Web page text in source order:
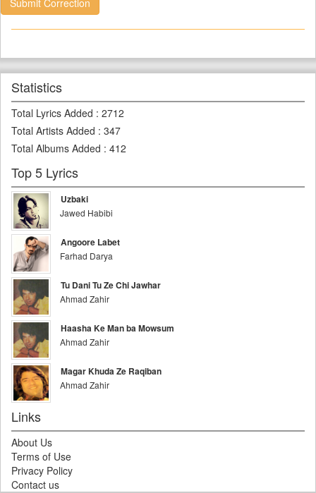
Submit Correction
Statistics
Total Lyrics Added : 2712
Total Artists Added : 347
Total Albums Added : 412
Top 5 Lyrics
Uzbaki
Jawed Habibi
Angoore Labet
Farhad Darya
Tu Dani Tu Ze Chi Jawhar
Ahmad Zahir
Haasha Ke Man ba Mowsum
Ahmad Zahir
Magar Khuda Ze Raqiban
Ahmad Zahir
Links
About Us
Terms of Use
Privacy Policy
Contact us